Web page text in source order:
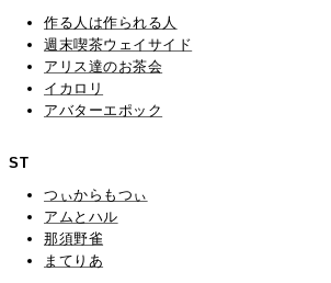
作る人は作られる人
週末喫茶ウェイサイド
アリス達のお茶会
イカロリ
アバターエポック
ST
つぃからもつぃ
アムとハル
那須野雀
まてりあ